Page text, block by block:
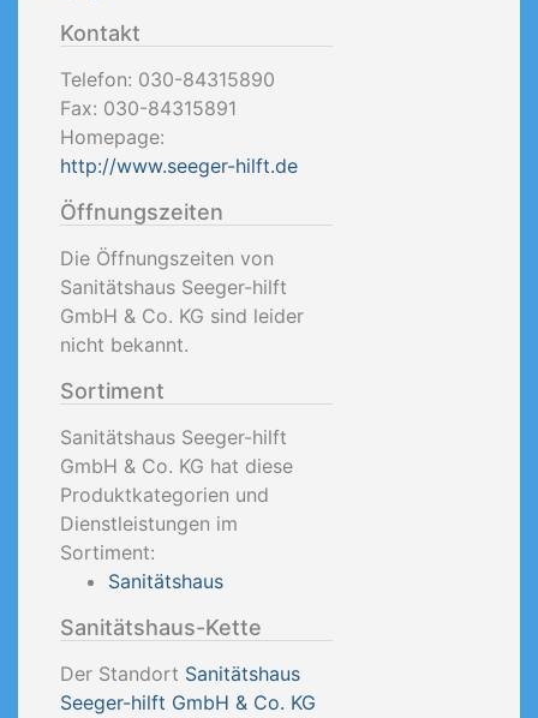
Kontakt
Telefon: 030-84315890
Fax: 030-84315891
Homepage:
http://www.seeger-hilft.de
Öffnungszeiten
Die Öffnungszeiten von
Sanitätshaus Seeger-hilft
GmbH & Co. KG sind leider
nicht bekannt.
Sortiment
Sanitätshaus Seeger-hilft
GmbH & Co. KG hat diese
Produktkategorien und
Dienstleistungen im
Sortiment:
Sanitätshaus
Sanitätshaus-Kette
Der Standort Sanitätshaus
Seeger-hilft GmbH & Co. KG